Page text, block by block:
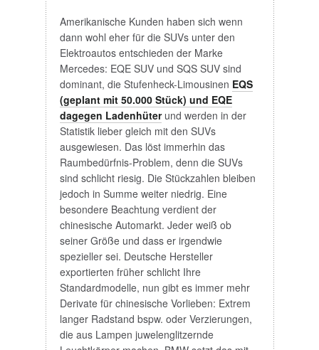
Amerikanische Kunden haben sich wenn
dann wohl eher für die SUVs unter den
Elektroautos entschieden der Marke
Mercedes: EQE SUV und SQS SUV sind
dominant, die Stufenheck-Limousinen EQS
(geplant mit 50.000 Stück) und EQE
dagegen Ladenhüterund werden in der
Statistik lieber gleich mit den SUVs
ausgewiesen. Das löst immerhin das
Raumbedürfnis-Problem, denn die SUVs
sind schlicht riesig. Die Stückzahlen bleiben
jedoch in Summe weiter niedrig. Eine
besondere Beachtung verdient der
chinesische Automarkt. Jeder weiß ob
seiner Größe und dass er irgendwie
spezieller sei. Deutsche Hersteller
exportierten früher schlicht Ihre
Standardmodelle, nun gibt es immer mehr
Derivate für chinesische Vorlieben: Extrem
langer Radstand bspw. oder Verzierungen,
die aus Lampen juwelenglitzernde